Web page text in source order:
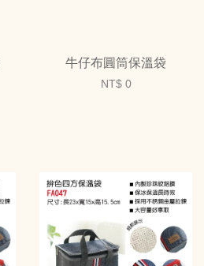
牛仔布圓筒保溫袋
NT$ 0